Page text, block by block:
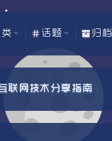
话题 归档
联网技术分享指南